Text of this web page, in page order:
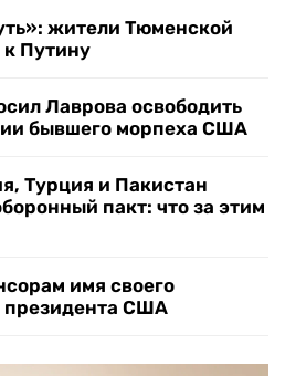
жители Тюменской
к Путину
Лаврова освободить
бывшего морпеха США
Турция и Пакистан
пакт: что за этим
имя своего
президента США